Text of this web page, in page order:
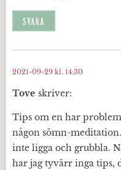
SVARA
Tove skriver:
2021-09-29 kl. 14:30
Tips om en har
någon sömn-
inte ligga och grubbla.
har jag tyvärr inga tips,